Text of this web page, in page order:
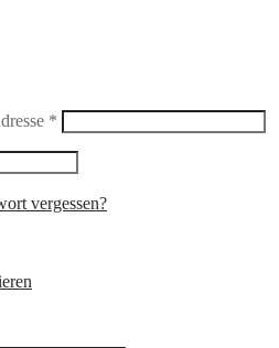
* Erforderlich
vergessen?